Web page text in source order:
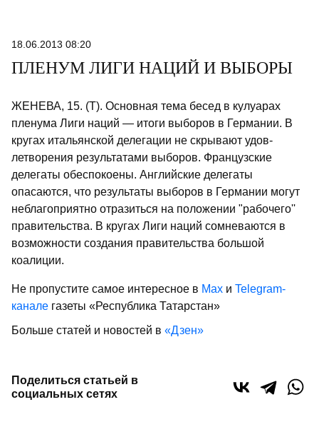
18.06.2013 08:20
ПЛЕНУМ ЛИГИ НАЦИЙ И ВЫБОРЫ
ЖЕНЕВА, 15. (Т). Основная тема бе­сед в кулуарах
пленума Лиги наций — итоги выборов в Германии. В
кругах итальянской делегации не скрывают удов­
летворения результатами выборов. Фран­цузские
делегаты обеспокоены. Английские делегаты
опасаются, что результа­ты выборов в Германии могут
неблаго­приятно отразиться на положении "ра­бочего''
правительства. В кругах Лиги наций сомневаются в
возможности со­здания правительства большой
коалиции.
Не пропустите самое интересное в Max и Telegram-
канале газеты «Республика Татарстан»
Больше статей и новостей в «Дзен»
Поделиться статьей в
социальных сетях